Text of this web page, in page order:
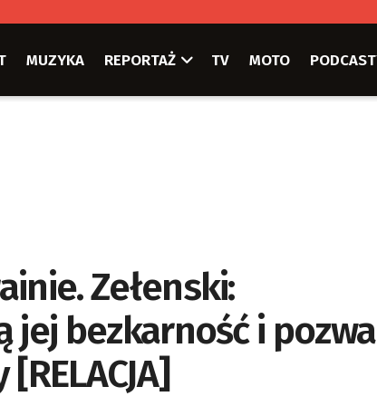
MUZYKA REPORTAŻ TV MOTO
Zełenski:
jej bezkarność i